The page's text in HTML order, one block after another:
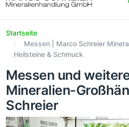
Startseite
Messen | Marco Schreier
Heilsteine & Schmuck
Messen und
Mineralien-
Schreier